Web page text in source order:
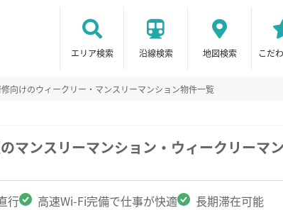
エリア検索 沿線検索 地図検索 こだ
向けのウィークリー・マンスリーマンション物件一覧
マンスリーマンション・ウィークリーマ
行 高速Wi-Fi完備で仕事が快適 長期滞在可能